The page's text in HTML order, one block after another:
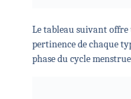
Le tableau suivant
pertinence de chaque
phase du cycle